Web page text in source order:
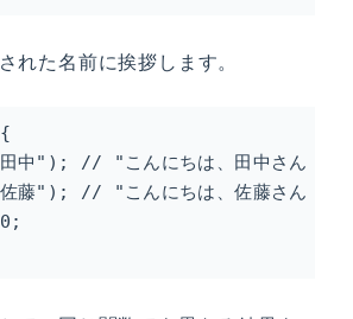
れた名前に挨拶します。
中"); // "こんにちは、田中さん！"
藤"); // "こんにちは、佐藤さん！"